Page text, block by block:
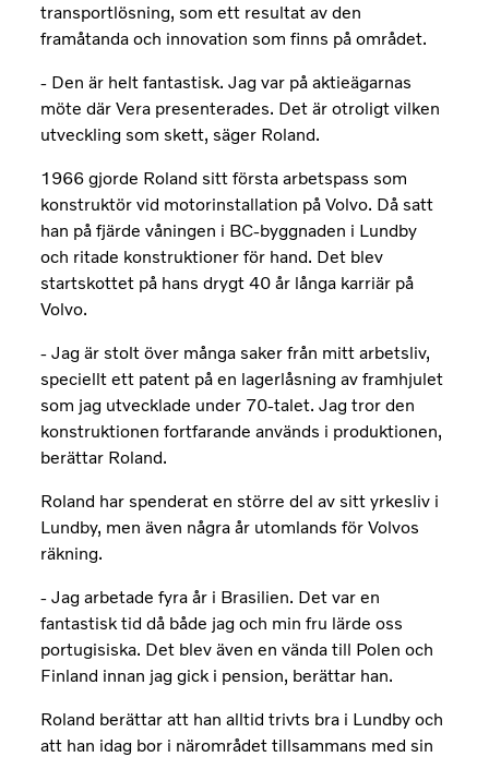
transportlösning, som ett resultat av den
framåtanda och innovation som finns på området.
- Den är helt fantastisk. Jag var på aktieägarnas
möte där Vera presenterades. Det är otroligt vilken
utveckling som skett, säger Roland.
1966 gjorde Roland sitt första arbetspass som
konstruktör vid motorinstallation på Volvo. Då satt
han på fjärde våningen i BC-byggnaden i Lundby
och ritade konstruktioner för hand. Det blev
startskottet på hans drygt 40 år långa karriär på
Volvo.
- Jag är stolt över många saker från mitt arbetsliv,
speciellt ett patent på en lagerlåsning av framhjulet
som jag utvecklade under 70-talet. Jag tror den
konstruktionen fortfarande används i produktionen,
berättar Roland.
Roland har spenderat en större del av sitt yrkesliv i
Lundby, men även några år utomlands för Volvos
räkning.
- Jag arbetade fyra år i Brasilien. Det var en
fantastisk tid då både jag och min fru lärde oss
portugisiska. Det blev även en vända till Polen och
Finland innan jag gick i pension, berättar han.
Roland berättar att han alltid trivts bra i Lundby och
att han idag bor i närområdet tillsammans med sin